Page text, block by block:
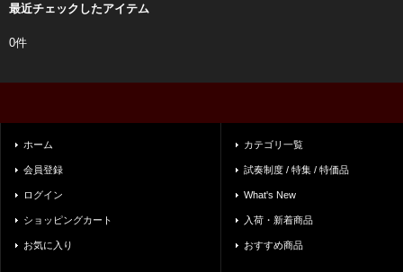
最近チェックしたアイテム
0件
ホーム
会員登録
ログイン
ショッピングカート
お気に入り
カテゴリ一覧
試奏制度 / 特集 / 特価品
What's New
入荷・新着商品
おすすめ商品